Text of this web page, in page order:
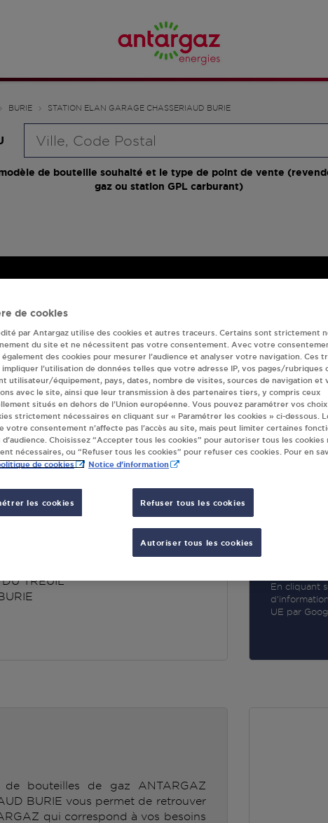
BURIE STATION ELAN GARAGE CHASSERIAUD BURIE
de bouteille souhaité et le type de point de vente
gaz ou station GPL carburant)
GARAGE
BURIE
TREUIL
En cliquant
UE par
bouteilles de gaz ANTARGAZ
BURIE vous permet de retrouver
qui correspond à vos besoins
de cookies
par Antargaz utilise des cookies et autres traceurs. Certains sont strictement
du site et ne nécessitent pas votre consentement. Avec votre
des cookies pour mesurer l’audience et analyser votre navigation. Ces
l’utilisation de données telles que votre adresse IP, vos pages/rubriques
utilisateur/équipement, pays, dates, nombre de visites, sources de navigation et
avec le site, ainsi que leur transmission à des partenaires tiers, y compris ceux
situés en dehors de l’Union européenne. Vous pouvez paramétrer vos choix
strictement nécessaires en cliquant sur « Paramétrer les cookies » ci-dessous.
votre consentement n’affecte pas l’accès au site, mais peut limiter certaines
d’audience. Choisissez “Accepter tous les cookies” pour autoriser tous les cookies
nécessaires, ou “Refuser tous les cookies” pour refuser ces cookies. Pour en
de cookies Notice d'information
les cookies Refuser tous les cookies
Autoriser tous les cookies